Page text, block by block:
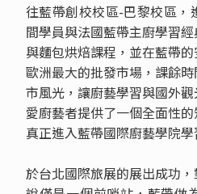
往藍帶創校校區-巴黎校區，
間學員與法國藍帶主廚學習
與麵包烘焙課程，並在藍帶
歐洲最大的批發市場，課餘
市風光，讓廚藝學習與國外
愛廚藝者提供了一個全面性
真正進入藍帶國際廚藝學院
於台北國際旅展的展出成功